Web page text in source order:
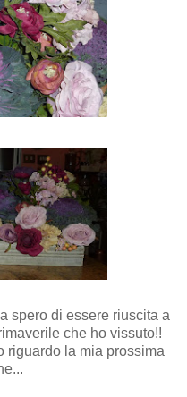
spero di essere riuscita a
che ho vissuto!!
riguardo la mia prossima